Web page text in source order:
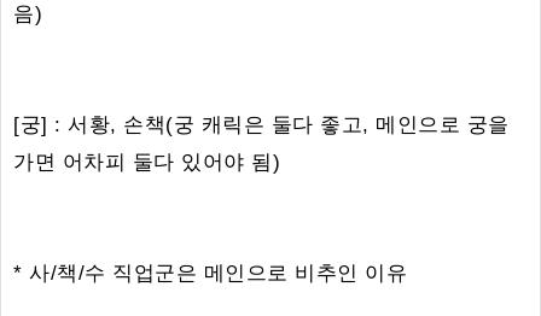
음)
[궁] : 서황, 손책(궁 캐릭은 둘다 좋고, 메인으로 궁을
가면 어차피 둘다 있어야 됨)
* 사/책/수 직업군은 메인으로 비추인 이유